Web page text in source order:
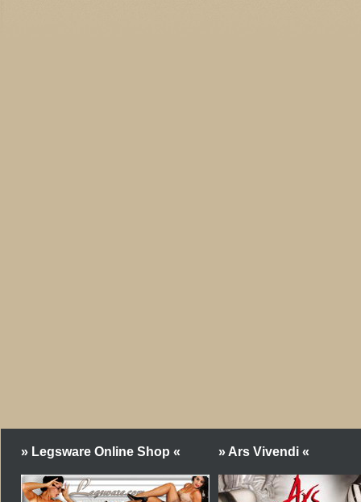
» Legsware Online Shop « » Ars Vivendi «